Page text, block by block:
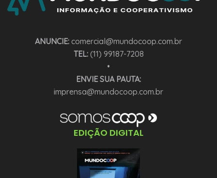
ANUNCIE: comercial@mundocoop.com.br
TEL:(11) 99187-7208
•
ENVIE SUA PAUTA:
imprensa@mundocoop.com.br
EDIÇÃO DIGITAL